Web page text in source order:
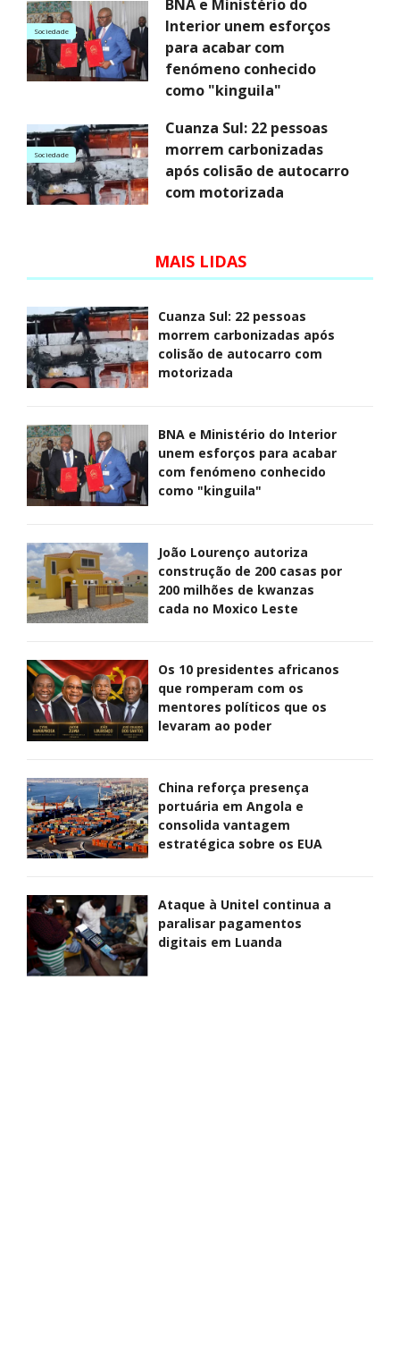
Sociedade
BNA e Ministério do
Interior unem esforços
para acabar com
fenómeno conhecido
como "kinguila"
Sociedade
Cuanza Sul: 22 pessoas
morrem carbonizadas
após colisão de autocarro
com motorizada
MAIS LIDAS
Cuanza Sul: 22 pessoas
morrem carbonizadas após
colisão de autocarro com
motorizada
BNA e Ministério do Interior
unem esforços para acabar
com fenómeno conhecido
como "kinguila"
João Lourenço autoriza
construção de 200 casas por
200 milhões de kwanzas
cada no Moxico Leste
Os 10 presidentes africanos
que romperam com os
mentores políticos que os
levaram ao poder
China reforça presença
portuária em Angola e
consolida vantagem
estratégica sobre os EUA
Ataque à Unitel continua a
paralisar pagamentos
digitais em Luanda